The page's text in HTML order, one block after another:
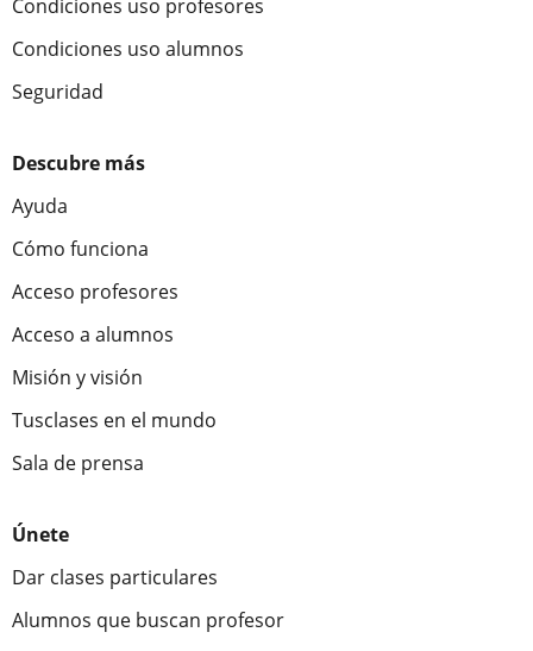
Condiciones uso profesores
Condiciones uso alumnos
Seguridad
Descubre más
Ayuda
Cómo funciona
Acceso profesores
Acceso a alumnos
Misión y visión
Tusclases en el mundo
Sala de prensa
Únete
Dar clases particulares
Alumnos que buscan profesor